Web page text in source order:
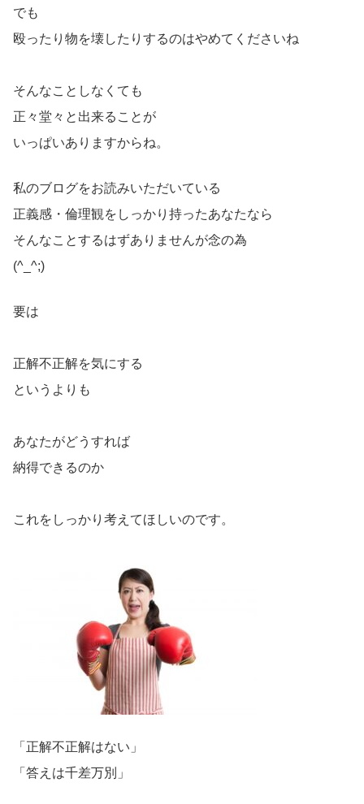
でも
殴ったり物を壊したりするのはやめてくださいね
そんなことしなくても
正々堂々と出来ることが
いっぱいありますからね。
私のブログをお読みいただいている
正義感・倫理観をしっかり持ったあなたなら
そんなことするはずありませんが念の為
(^_^;)
要は
正解不正解を気にする
というよりも
あなたがどうすれば
納得できるのか
これをしっかり考えてほしいのです。
「正解不正解はない」
「答えは千差万別」